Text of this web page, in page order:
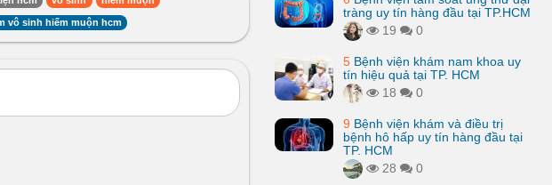
vô sinh hiếm muộn hcm
tràng uy tín hàng đầu tại TP.HCM
19
0
5 Bệnh viện khám nam khoa uy
tín hiệu quả tại TP. HCM
18
0
9 Bệnh viện khám và điều trị
bệnh hô hấp uy tín hàng đầu tại
TP. HCM
28
0